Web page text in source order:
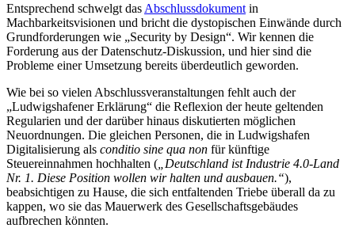
Entsprechend schwelgt das Abschlussdokument in
Machbarkeitsvisionen und bricht die dystopischen Einwände durch
Grundforderungen wie „Security by Design“. Wir kennen die
Forderung aus der Datenschutz-Diskussion, und hier sind die
Probleme einer Umsetzung bereits überdeutlich geworden.
Wie bei so vielen Abschlussveranstaltungen fehlt auch der
„Ludwigshafener Erklärung“ die Reflexion der heute geltenden
Regularien und der darüber hinaus diskutierten möglichen
Neuordnungen. Die gleichen Personen, die in Ludwigshafen
Digitalisierung als conditio sine qua non für künftige
Steuereinnahmen hochhalten ( „Deutschland ist Industrie 4.0-Land
Nr. 1. Diese Position wollen wir halten und ausbauen.“),
beabsichtigen zu Hause, die sich entfaltenden Triebe überall da zu
kappen, wo sie das Mauerwerk des Gesellschaftsgebäudes
aufbrechen könnten.